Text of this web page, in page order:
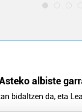
albiste
bidaltzen da, eta